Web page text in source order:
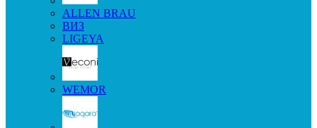
ALLEN BRAU
ВИЗ
LIGEYA
WEMOR